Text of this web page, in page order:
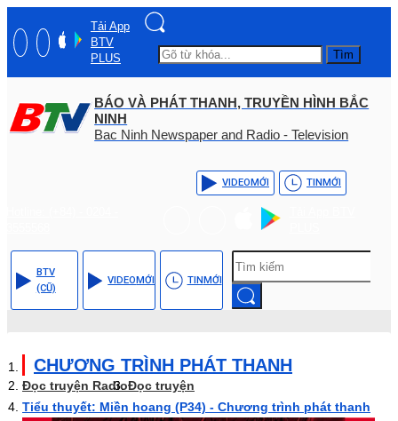
Tải App
BTV
PLUS
Tìm
BÁO VÀ PHÁT THANH, TRUYỀN HÌNH BẮC
NINH
Bac Ninh Newspaper and Radio - Television
VIDEOMỚI TINMỚI
BTV
(CŨ)
VIDEOMỚI TINMỚI
CHƯƠNG TRÌNH PHÁT THANH
Đọc truyện RadioĐọc truyện
Tiểu thuyết: Miền hoang (P34) - Chương trình phát thanh